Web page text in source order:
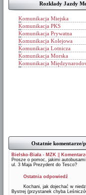
Rozkłady Jazdy
Komunikacja Miejska
Komunikacja PKS
Komunikacja Prywatna
Komunikacja Kolejowa
Komunikacja Lotnicza
Komunikacja Morska
Komunikacja
Ostatnie komentarze/
Bielsko-Biała - MZK
Prosze o pomoc, jakimi
ul. 3 Maja Prezydent do Tesco?
Ostatnia odpowiedź
Kochani, jak dojechać w
Bystrej (przystanek chyba